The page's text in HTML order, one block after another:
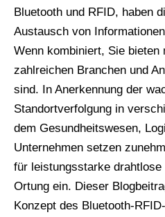
Bluetooth und RFID, haben
Austausch von
Wenn kombiniert, Sie bieten
zahlreichen Branchen und
sind. In Anerkennung der
Standortverfolgung in
dem Gesundheitswesen,
Unternehmen setzen
für leistungsstarke drahtlose
Ortung ein. Dieser
Konzept des Bluetooth-